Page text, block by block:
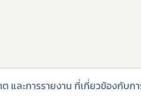
และการรายงาน ที่เกี่ยวข้องกับก